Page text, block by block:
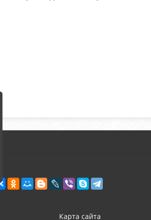
Карта сайта